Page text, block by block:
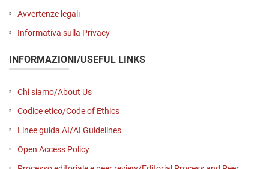
Avvertenze legali
Informativa sulla Privacy
INFORMAZIONI/USEFUL LINKS
Chi siamo/About Us
Codice etico/Code of Ethics
Linee guida AI/AI Guidelines
Open Access Policy